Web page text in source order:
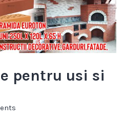
pentru usi si